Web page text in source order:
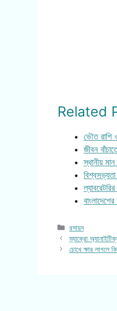
Related
ভৌত রাশি
জীবন
স্থানীয়
Categories
রসায়ন
ম্যাক্রো
চোখে ক্ষার লাগলে